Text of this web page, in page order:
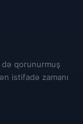
qorunurmuş
istifadə zamanı